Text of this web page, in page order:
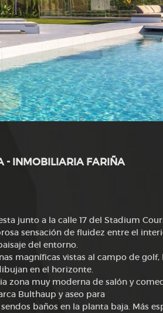
- INMOBILIARIA FARIÑA
junto a la calle 17 del Stadium
sensación de fluidez entre el
del entorno.
magníficas vistas al campo de golf,
en el horizonte.
zona muy moderna de salón y
Bulthaup y aseo para
baños en la planta baja. Más